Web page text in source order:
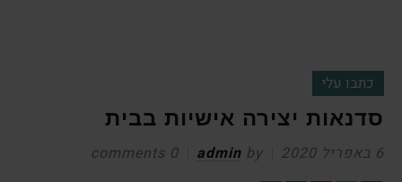
כתבו עלי
סדנאות יצירה אישיות בבית
6 באפריל 2020 by
admin
0 comments